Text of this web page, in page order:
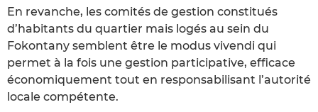
En revanche, les comités de gestion constitués
d’habitants du quartier mais logés au sein du
Fokontany semblent être le modus vivendi qui
permet à la fois une gestion participative, efficace
économiquement tout en responsabilisant l’autorité
locale compétente.